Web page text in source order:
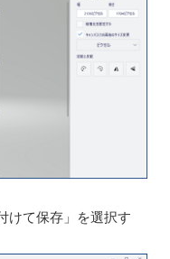
る」のチェックを外
る。